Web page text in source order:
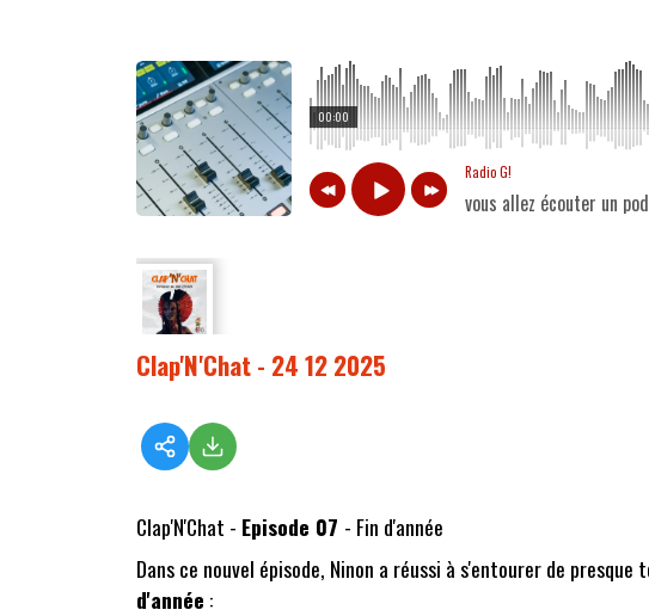
00:00
Radio G!
vous allez écouter un
Clap'N'Chat - 24 12 2025
Clap'N'Chat - Episode 07 - Fin d'année
Dans ce nouvel épisode, Ninon a réussi à s'entourer de
d'année :